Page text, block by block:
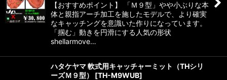
【おすすめポイント】 「Ｍ９型」やや小ぶりな本
体と親指アーチ加工を施したモデルで、より確実
なキャッチングを意識いた作りになっています。
「掴む」動きを円滑にする人気の形状
shellarmove…
ハタケヤマ 軟式用キャッチャーミット（THシリ
ーズＭ９型）
[TH-M9WUB]